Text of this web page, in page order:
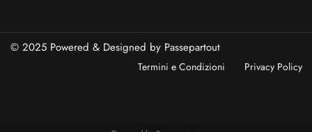
© 2025 Powered & Designed by Passepartout
Termini e Condizioni Privacy Policy